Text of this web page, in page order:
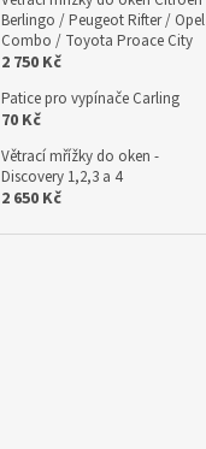
Berlingo / Peugeot Rifter / Opel
Combo / Toyota Proace City
2 750 Kč
Patice pro vypínače Carling
70 Kč
Větrací mřížky do oken -
Discovery 1,2,3 a 4
2 650 Kč